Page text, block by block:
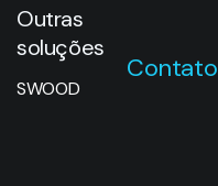
Outras
soluções
SWOOD
Contato